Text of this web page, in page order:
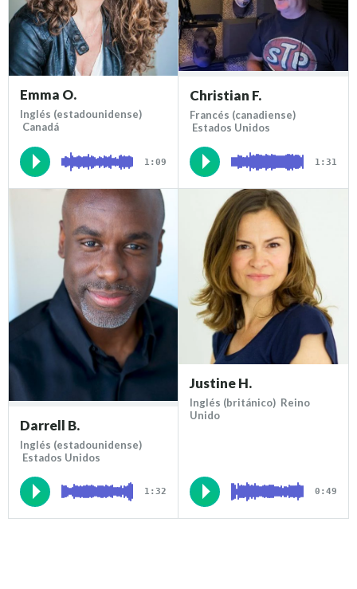
Emma O.
Inglés (estadounidense)
Canadá
1:09
Christian F.
Francés (canadiense)
Estados Unidos
1:31
Darrell B.
Inglés (estadounidense)
Estados Unidos
1:32
Justine H.
Inglés (británico) Reino
Unido
0:49